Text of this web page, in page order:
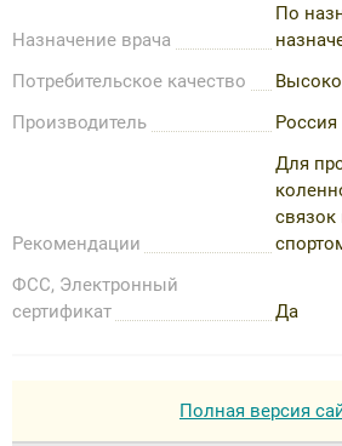
Назначение врача
По
Потребительское качество
Производитель
Россия
Рекомендации
Для
связок
ФСС, Электронный
сертификат
Да
Полная версия